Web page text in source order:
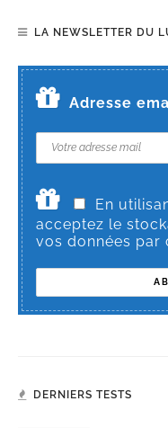
LA NEWSLETTER DU
Adresse
En
acceptez le
vos données par
DERNIERS TESTS